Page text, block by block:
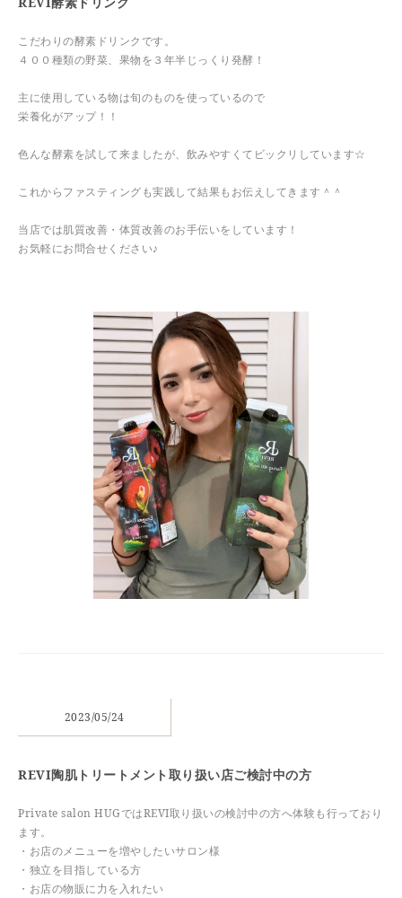
こだわりの酵素ドリンクです。
４００種類の野菜、果物を３年半じっくり発酵！
主に使用している物は旬のものを使っているので
栄養化がアップ！！
色んな酵素を試して来ましたが、飲みやすくてビックリしています☆
これからファスティングも実践して結果もお伝えしてきます＾＾
当店では肌質改善・体質改善のお手伝いをしています！
お気軽にお問合せください♪
2023/05/24
REVI陶肌トリートメント取り扱い店ご検討中の方
Private salon HUGではREVI取り扱いの検討中の方へ体験も行っており
ます。
・お店のメニューを増やしたいサロン様
・独立を目指している方
・お店の物販に力を入れたい